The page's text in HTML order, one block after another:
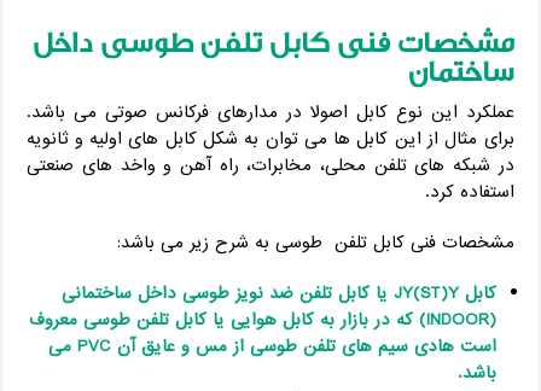
مشخصات فنی کابل تلفن طوسی داخل
ساختمان
عملکرد این نوع کابل اصولا در مدارهای فرکانس صوتی می باشد.
برای مثال از این کابل ها می توان به شکل کابل های اولیه و ثانویه
در شبکه های تلفن محلی، مخابرات، راه آهن و واخد های صنعتی
استفاده کرد.
مشخصات فنی کابل تلفن طوسی به شرح زیر می باشد:
کابلJY(ST)Y یا کابل تلفن ضد نویز طوسی داخل ساختمانی
(INDOOR)
که در بازار به کابل هوایی یا کابل تلفن طوسی معروف
است هادی سیم های تلفن طوسی از مس و عایق آنPVC می
باشد.